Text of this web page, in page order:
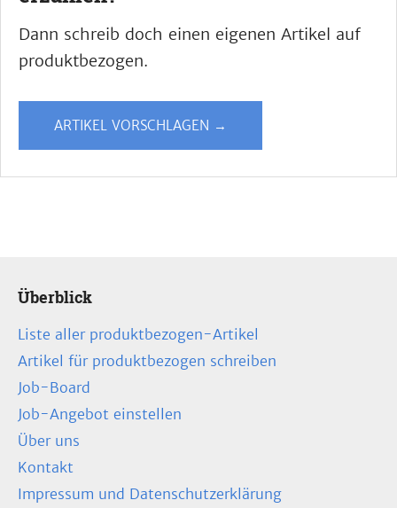
Dann schreib doch einen eigenen Artikel auf
produktbezogen.
ARTIKEL VORSCHLAGEN →
Überblick
Liste aller produktbezogen-Artikel
Artikel für produktbezogen schreiben
Job-Board
Job-Angebot einstellen
Über uns
Kontakt
Impressum und Datenschutzerklärung